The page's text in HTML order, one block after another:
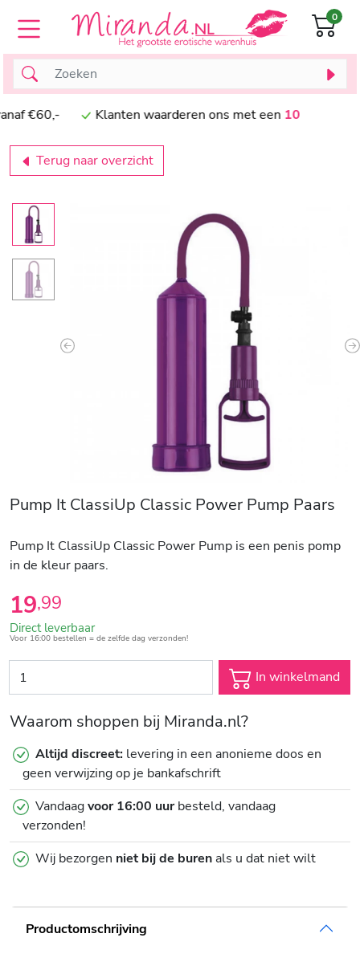
€60,- Klanten waarderen ons met een10
0
Terug naar overzicht
Previous
Pump It ClassiUp Classic Power Pump Paars
Pump It ClassiUp Classic Power Pump is een penis pomp
in de kleur paars.
19,99
Direct leverbaar
Voor 16:00 bestellen = de zelfde dag verzonden!
In winkelmand
Waarom shoppen bij Miranda.nl?
Altijd discreet: levering in een anonieme doos en
geen verwijzing op je bankafschrift
Vandaagvoor 16:00 uurbesteld, vandaag
verzonden!
Wij bezorgen niet bij de burenals u dat niet wilt
Productomschrijving